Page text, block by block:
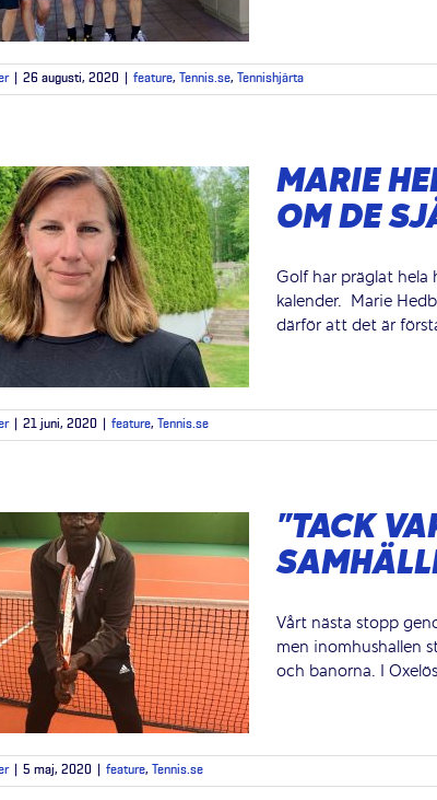
26 augusti, 2020 feature, Tennis.se, Tennishjärta
MARIE
OM DE
Golf har präglat hela
kalender. Marie
därför att det är
21 juni, 2020 feature, Tennis.se
”TACK
Vårt nästa stopp
men inomhushallen
och banorna. I
5 maj, 2020 feature, Tennis.se